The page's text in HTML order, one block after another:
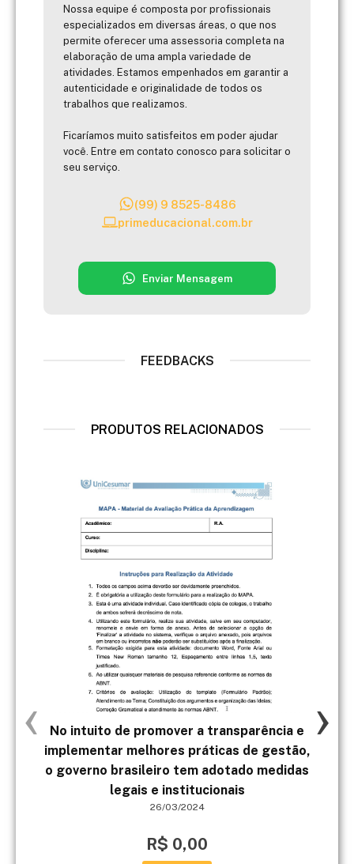
Nossa equipe é composta por profissionais
especializados em diversas áreas, o que nos
permite oferecer uma assessoria completa na
elaboração de uma ampla variedade de
atividades. Estamos empenhados em garantir a
autenticidade e originalidade de todos os
trabalhos que realizamos.
Ficaríamos muito satisfeitos em poder ajudar
você. Entre em contato conosco para solicitar o
seu serviço.
(99) 9 8525-8486
primeducacional.com.br
Enviar Mensagem
FEEDBACKS
PRODUTOS RELACIONADOS
No intuito de promover a transparência e
implementar melhores práticas de gestão,
o governo brasileiro tem adotado medidas
legais e institucionais
26/03/2024
R$ 0,00
‹ ›